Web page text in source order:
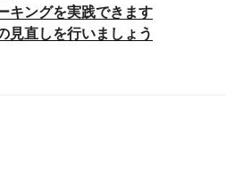
キングを実践できます
見直しを行いましょう